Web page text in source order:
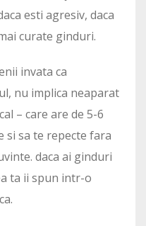
esti agresiv, daca
curate ginduri.
invata ca
nu implica neaparat
– care are de 5-6
si sa te repecte fara
daca ai ginduri
ta ii spun intr-o